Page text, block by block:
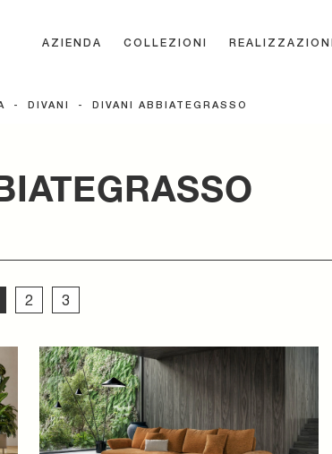
AZIENDA COLLEZIONI REALIZZAZIONI
- DIVANI - DIVANI ABBIATEGRASSO
2 3